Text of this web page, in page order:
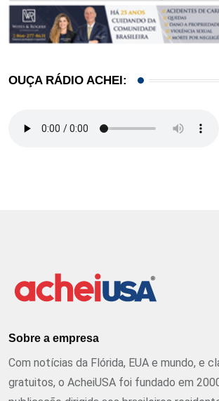
OUÇA RÁDIO ACHEI:
Sobre a empresa
Com notícias da Flórida, EUA e mundo, e
gratuitos, o AcheiUSA foi fundado em